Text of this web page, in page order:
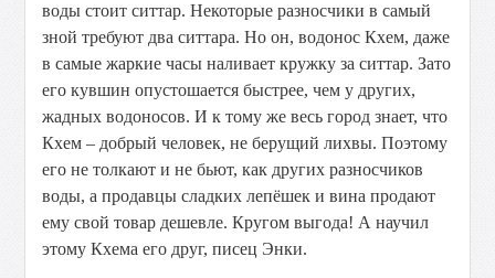
воды стоит ситтар. Некоторые разносчики в самый
зной требуют два ситтара. Но он, водонос Кхем, даже
в самые жаркие часы наливает кружку за ситтар. Зато
его кувшин опустошается быстрее, чем у других,
жадных водоносов. И к тому же весь город знает, что
Кхем – добрый человек, не берущий лихвы. Поэтому
его не толкают и не бьют, как других разносчиков
воды, а продавцы сладких лепёшек и вина продают
ему свой товар дешевле. Кругом выгода! А научил
этому Кхема его друг, писец Энки.